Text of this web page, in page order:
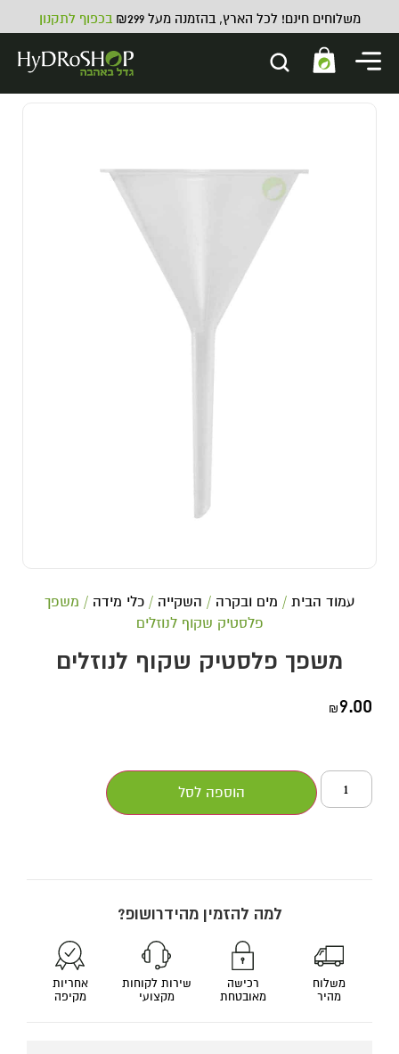
משלוחים חינם! לכל הארץ, בהזמנה מעל ₪299 בכפוף לתקנון
עמוד הבית / מים ובקרה / השקייה / כלי מידה / משפך
פלסטיק שקוף לנוזלים
משפך פלסטיק שקוף לנוזלים
₪9.00
הוספה לסל
למה להזמין מהידרושופ?
משלוח
מהיר
רכישה
מאובטחת
שירות לקוחות
מקצועי
אחריות
מקיפה
ATHENA Blended Line Cleanse
339.00